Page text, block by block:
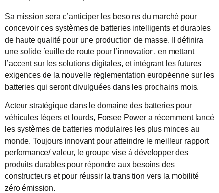
Sa mission sera d’anticiper les besoins du marché pour
concevoir des systèmes de batteries intelligents et durables
de haute qualité pour une production de masse. Il définira
une solide feuille de route pour l’innovation, en mettant
l’accent sur les solutions digitales, et intégrant les futures
exigences de la nouvelle réglementation européenne sur les
batteries qui seront divulguées dans les prochains mois.
Acteur stratégique dans le domaine des batteries pour
véhicules légers et lourds, Forsee Power a récemment lancé
les systèmes de batteries modulaires les plus minces au
monde. Toujours innovant pour atteindre le meilleur rapport
performance/ valeur, le groupe vise à développer des
produits durables pour répondre aux besoins des
constructeurs et pour réussir la transition vers la mobilité
zéro émission.